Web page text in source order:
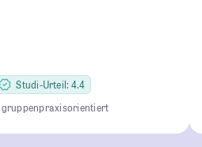
Studi-Urteil: 4.4
praxisorientiert